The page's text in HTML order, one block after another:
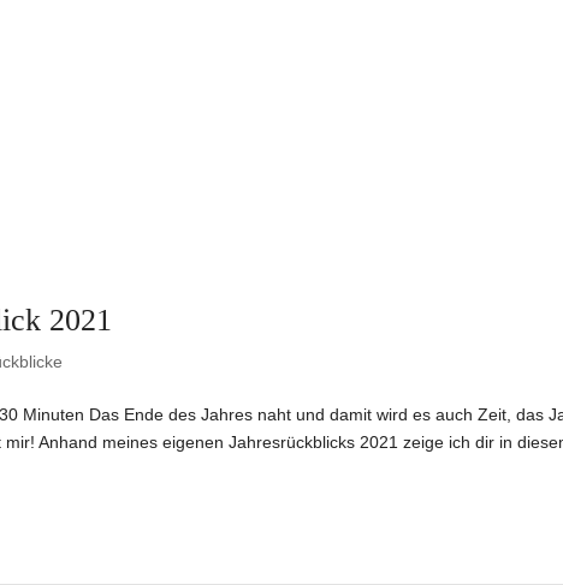
2021
Minuten Das Ende des Jahres naht und damit wird es auch Zeit, das
Anhand meines eigenen Jahresrückblicks 2021 zeige ich dir in